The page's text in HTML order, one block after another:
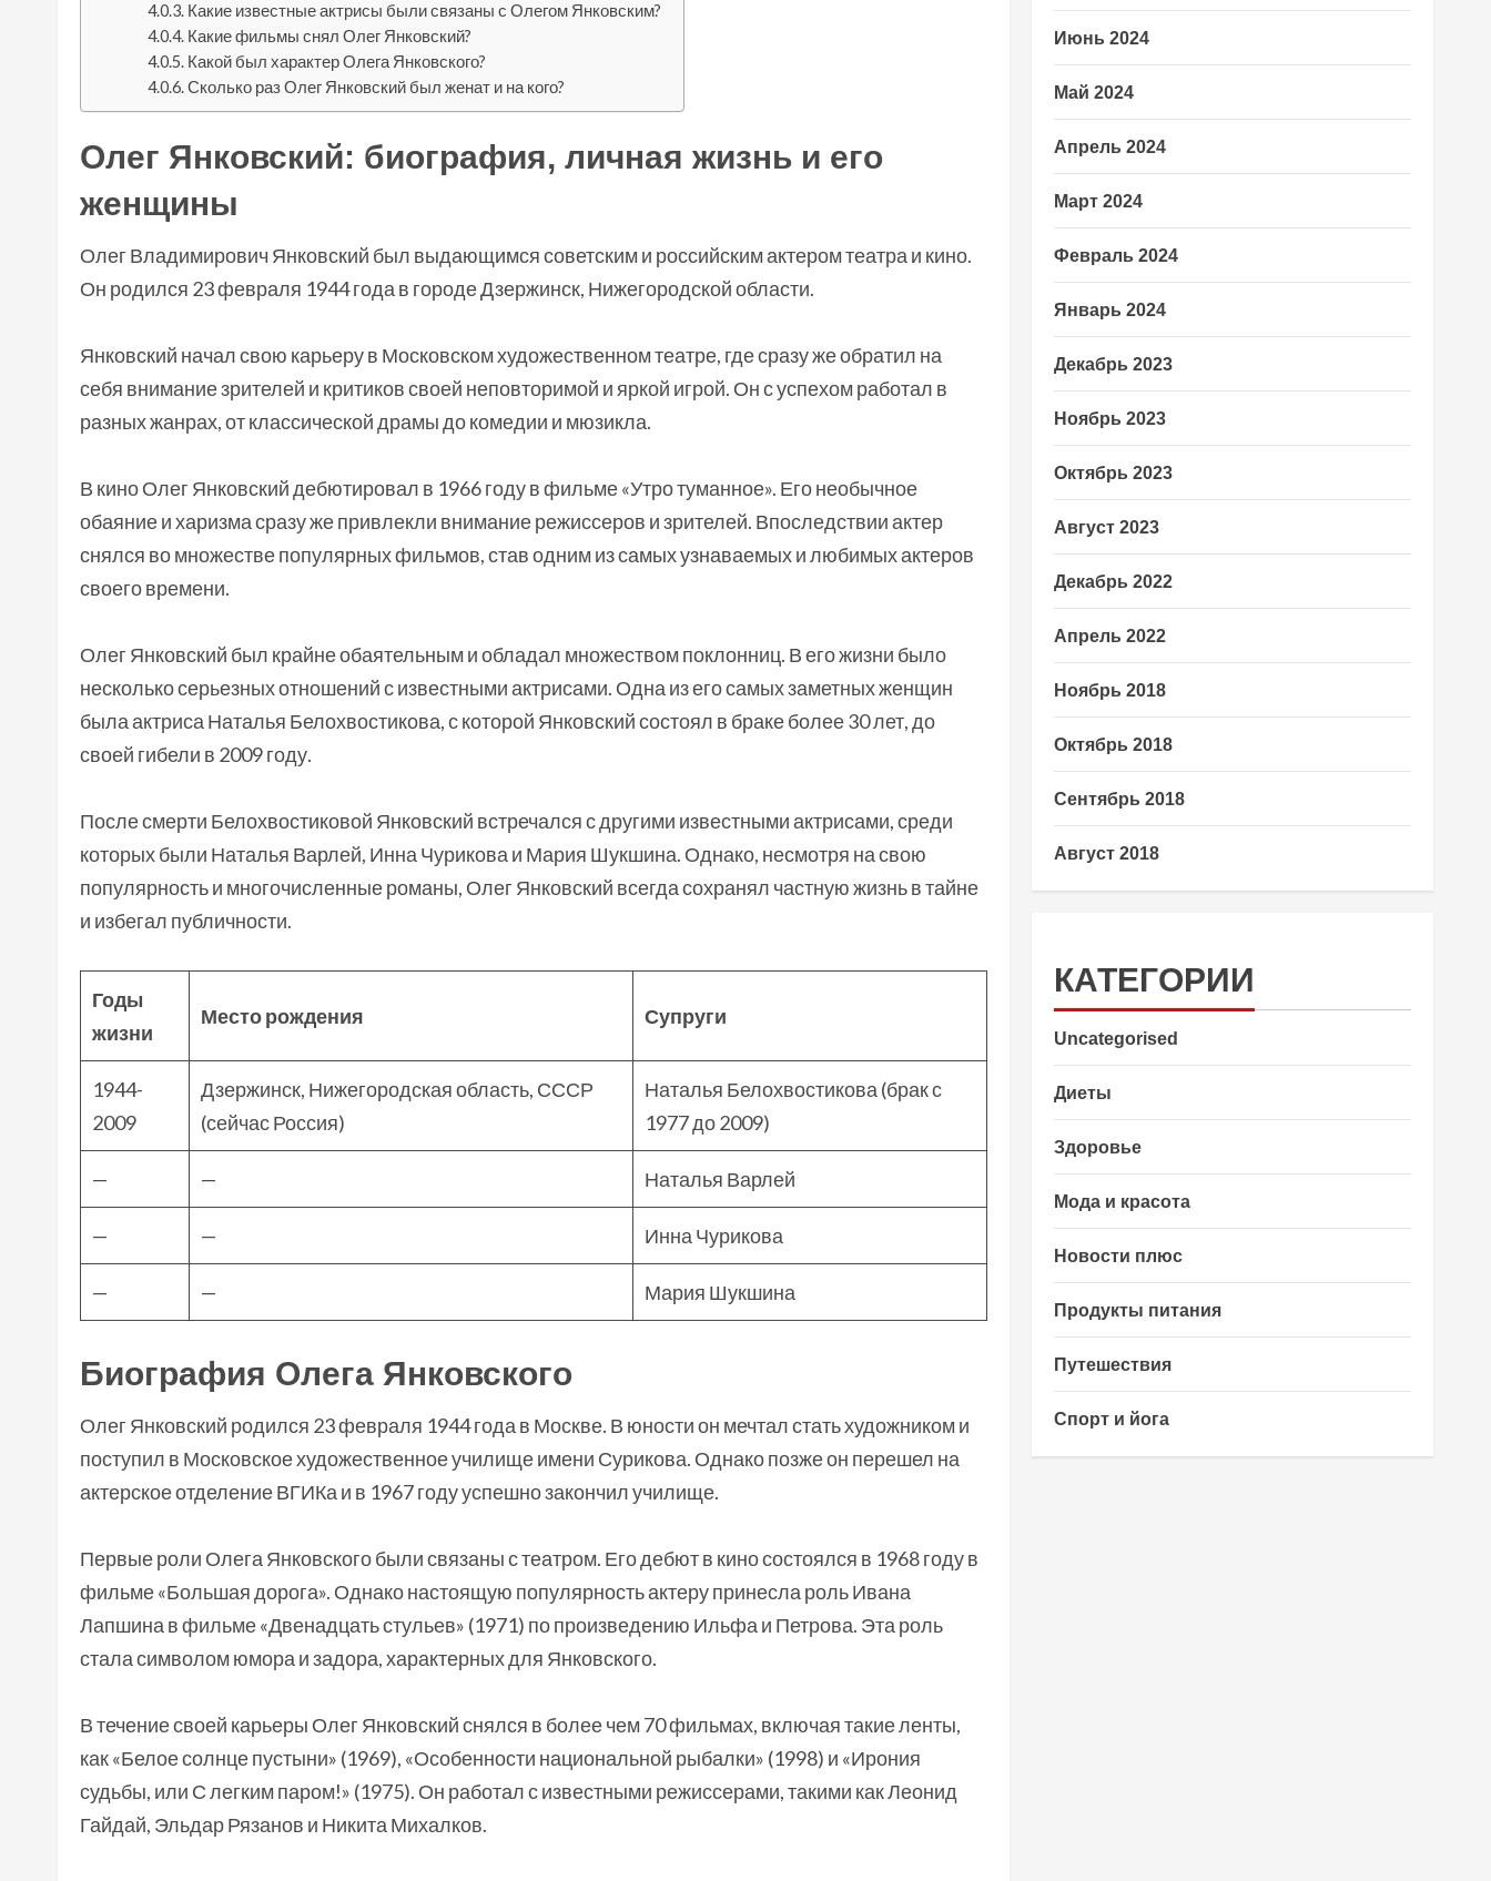
Какие известные актрисы были связаны с Олегом Янковским?
Какие фильмы снял Олег Янковский?
Какой был характер Олега Янковского?
Сколько раз Олег Янковский был женат и на кого?
Олег Янковский: биография, личная жизнь и его
женщины
Олег Владимирович Янковский был выдающимся советским и российским актером театра и кино.
Он родился 23 февраля 1944 года в городе Дзержинск, Нижегородской области.
Янковский начал свою карьеру в Московском художественном театре, где сразу же обратил на
себя внимание зрителей и критиков своей неповторимой и яркой игрой. Он с успехом работал в
разных жанрах, от классической драмы до комедии и мюзикла.
В кино Олег Янковский дебютировал в 1966 году в фильме «Утро туманное». Его необычное
обаяние и харизма сразу же привлекли внимание режиссеров и зрителей. Впоследствии актер
снялся во множестве популярных фильмов, став одним из самых узнаваемых и любимых актеров
своего времени.
Олег Янковский был крайне обаятельным и обладал множеством поклонниц. В его жизни было
несколько серьезных отношений с известными актрисами. Одна из его самых заметных женщин
была актриса Наталья Белохвостикова, с которой Янковский состоял в браке более 30 лет, до
своей гибели в 2009 году.
После смерти Белохвостиковой Янковский встречался с другими известными актрисами, среди
которых были Наталья Варлей, Инна Чурикова и Мария Шукшина. Однако, несмотря на свою
популярность и многочисленные романы, Олег Янковский всегда сохранял частную жизнь в тайне
и избегал публичности.
Годы
жизни
Место рождения Супруги
1944-
2009
Дзержинск, Нижегородская область, СССР
(сейчас Россия)
Наталья Белохвостикова (брак с
1977 до 2009)
— — Наталья Варлей
— — Инна Чурикова
— — Мария Шукшина
Биография Олега Янковского
Олег Янковский родился 23 февраля 1944 года в Москве. В юности он мечтал стать художником и
поступил в Московское художественное училище имени Сурикова. Однако позже он перешел на
актерское отделение ВГИКа и в 1967 году успешно закончил училище.
Первые роли Олега Янковского были связаны с театром. Его дебют в кино состоялся в 1968 году в
фильме «Большая дорога». Однако настоящую популярность актеру принесла роль Ивана
Лапшина в фильме «Двенадцать стульев» (1971) по произведению Ильфа и Петрова. Эта роль
стала символом юмора и задора, характерных для Янковского.
В течение своей карьеры Олег Янковский снялся в более чем 70 фильмах, включая такие ленты,
как «Белое солнце пустыни» (1969), «Особенности национальной рыбалки» (1998) и «Ирония
судьбы, или С легким паром!» (1975). Он работал с известными режиссерами, такими как Леонид
Гайдай, Эльдар Рязанов и Никита Михалков.
Июнь 2024
Май 2024
Апрель 2024
Март 2024
Февраль 2024
Январь 2024
Декабрь 2023
Ноябрь 2023
Октябрь 2023
Август 2023
Декабрь 2022
Апрель 2022
Ноябрь 2018
Октябрь 2018
Сентябрь 2018
Август 2018
КАТЕГОРИИ
Uncategorised
Диеты
Здоровье
Мода и красота
Новости плюс
Продукты питания
Путешествия
Спорт и йога